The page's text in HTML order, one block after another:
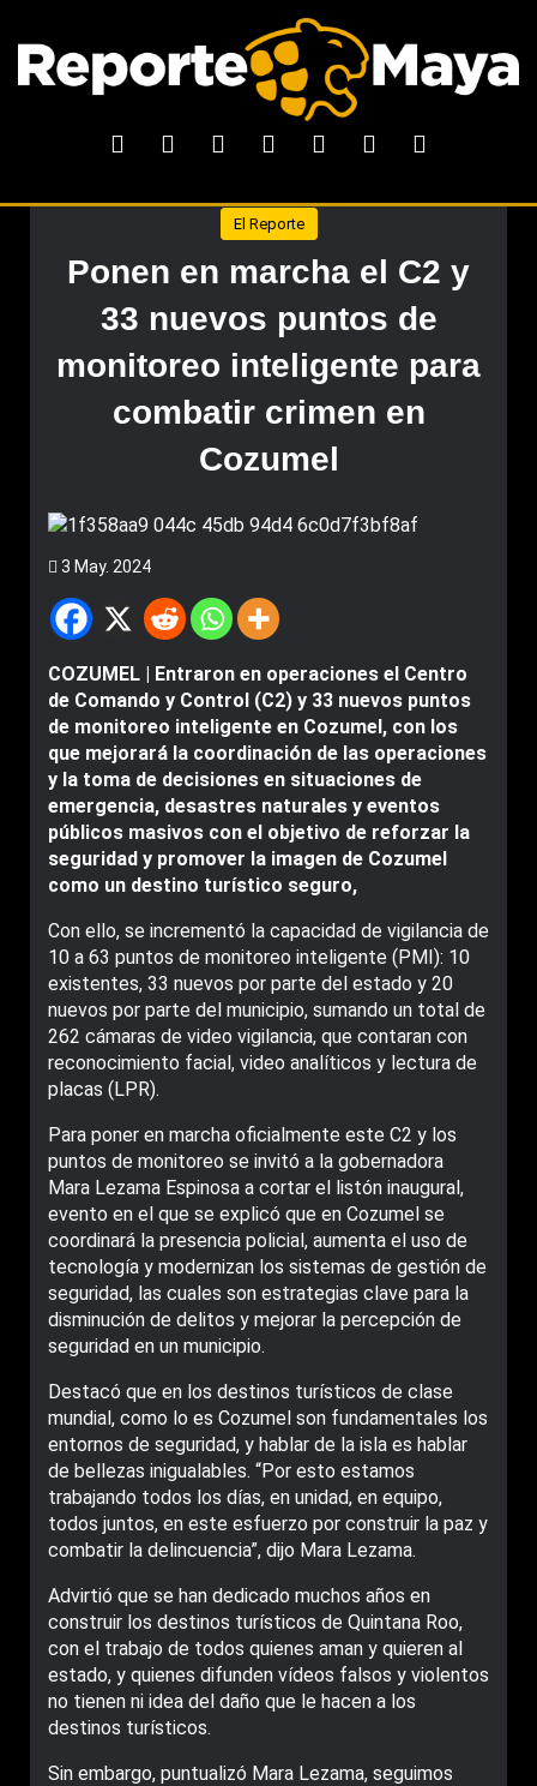
El Reporte
Ponen en marcha el C2 y
33 nuevos puntos de
monitoreo inteligente para
combatir crimen en
Cozumel
3 May. 2024
COZUMEL | Entraron en operaciones el Centro
de Comando y Control (C2) y 33 nuevos puntos
de monitoreo inteligente en Cozumel, con los
que mejorará la coordinación de las operaciones
y la toma de decisiones en situaciones de
emergencia, desastres naturales y eventos
públicos masivos con el objetivo de reforzar la
seguridad y promover la imagen de Cozumel
como un destino turístico seguro,
Con ello, se incrementó la capacidad de vigilancia de
10 a 63 puntos de monitoreo inteligente (PMI): 10
existentes, 33 nuevos por parte del estado y 20
nuevos por parte del municipio, sumando un total de
262 cámaras de video vigilancia, que contaran con
reconocimiento facial, video analíticos y lectura de
placas (LPR).
Para poner en marcha oficialmente este C2 y los
puntos de monitoreo se invitó a la gobernadora
Mara Lezama Espinosa a cortar el listón inaugural,
evento en el que se explicó que en Cozumel se
coordinará la presencia policial, aumenta el uso de
tecnología y modernizan los sistemas de gestión de
seguridad, las cuales son estrategias clave para la
disminución de delitos y mejorar la percepción de
seguridad en un municipio.
Destacó que en los destinos turísticos de clase
mundial, como lo es Cozumel son fundamentales los
entornos de seguridad, y hablar de la isla es hablar
de bellezas inigualables. “Por esto estamos
trabajando todos los días, en unidad, en equipo,
todos juntos, en este esfuerzo por construir la paz y
combatir la delincuencia”, dijo Mara Lezama.
Advirtió que se han dedicado muchos años en
construir los destinos turísticos de Quintana Roo,
con el trabajo de todos quienes aman y quieren al
estado, y quienes difunden vídeos falsos y violentos
no tienen ni idea del daño que le hacen a los
destinos turísticos.
Sin embargo, puntualizó Mara Lezama, seguimos